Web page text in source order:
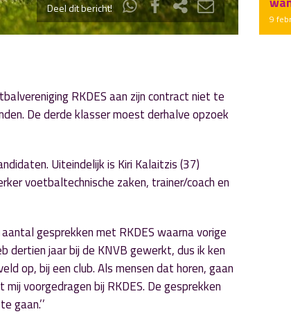
Deel dit bericht!
9
RKDES aan zijn contract niet te
De derde klasser moest derhalve opzoek
Uiteindelijk is Kiri Kalaitzis (37)
voetbaltechnische zaken, trainer/coach en
gesprekken met RKDES waarna vorige
dertien jaar bij de KNVB gewerkt, dus ik ken
op, bij een club. Als mensen dat horen, gaan
voorgedragen bij RKDES. De gesprekken
gaan.’’